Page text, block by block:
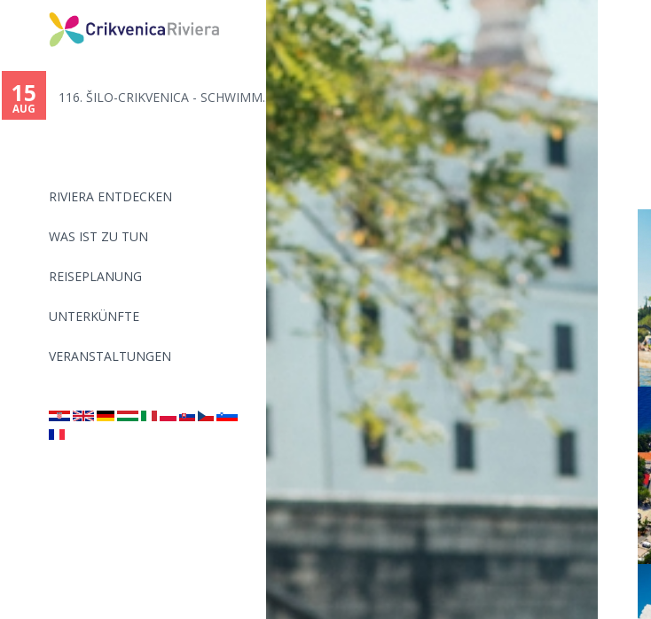
Jump to navigation
RIVIERA ENTDECKEN
WAS IST ZU TUN
REISEPLANUNG
UNTERKÜNFTE
VERANSTALTUNGEN
15
AUG
116. ŠILO-CRIKVENICA - SCHWIMM...
VIŠE INFORMACIJA
VIŠE INFORMACIJA